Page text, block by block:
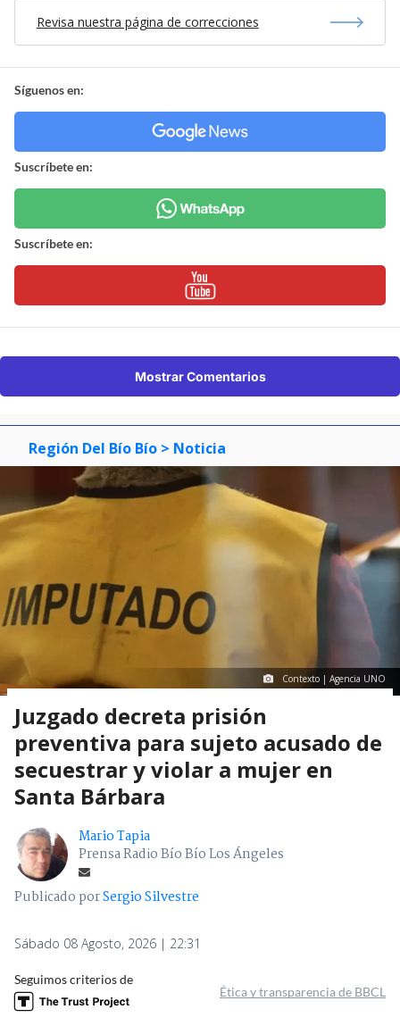
Revisa nuestra página de correcciones
Síguenos en:
Suscríbete en:
Suscríbete en:
Mostrar Comentarios
Región Del Bío Bío > Noticia
Contexto | Agencia UNO
Juzgado decreta prisión
preventiva para sujeto acusado de
secuestrar y violar a mujer en
Santa Bárbara
Mario Tapia
Prensa Radio Bío Bío Los Ángeles
Publicado porSergio Silvestre
Sábado 08 Agosto, 2026 | 22:31
Seguimos criterios de
Ética y transparencia de BBCL